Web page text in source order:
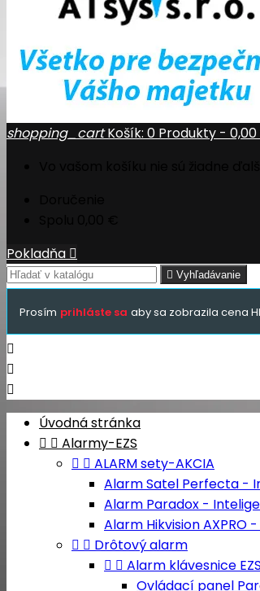
shopping_cart Košík: 0 Produkty -
Pokladňa 
 Vyhľadávanie
Prosím prihláste sa aby sa zobrazila cena



Úvodná stránka
  Alarmy-EZS
  ALARM sety-AKCIA
Alarm Satel Perfecta -
Alarm Paradox -
Alarm Hikvision
  Drôtový alarm
  Alarm klávesnice EZS
Ovládací panel